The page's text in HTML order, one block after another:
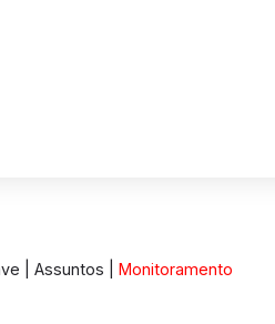
| Assuntos | Monitoramento